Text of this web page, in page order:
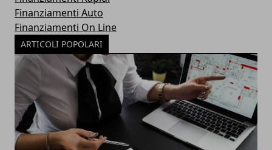
Finanziamenti Auto
Finanziamenti On Line
ARTICOLI POPOLARI